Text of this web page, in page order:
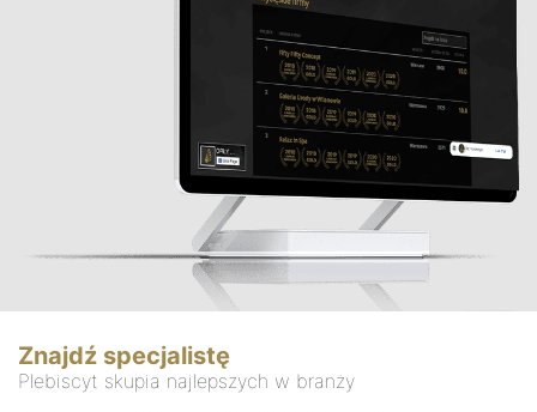
Znajdź specjalistę
Plebiscyt skupia najlepszych w branży